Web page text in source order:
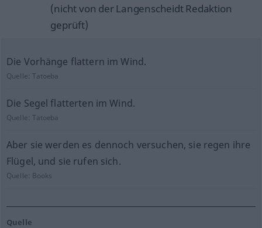
(nicht von der Langenscheidt Redaktion
geprüft)
Die Vorhänge flattern im Wind.
Quelle:Tatoeba
Die Segel flatterten im Wind.
Quelle:Tatoeba
Aber sie werden es dennoch versuchen, sie regen ihre
Flügel, und sie rufen sich.
Quelle: Books
Quelle